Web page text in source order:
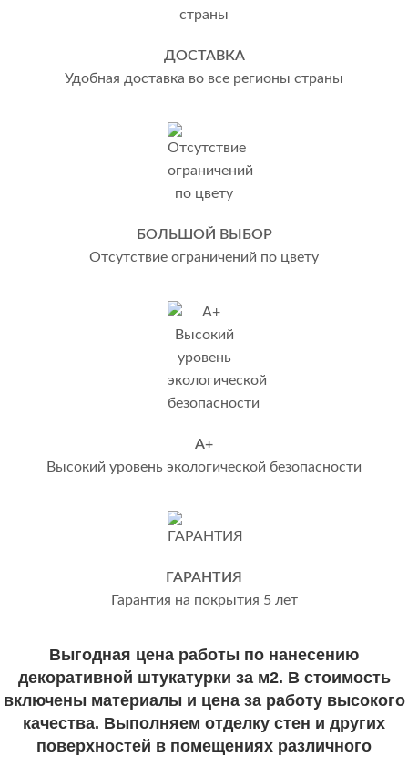
ГАРАНТИЯ
Гарантия на покрытия 5 лет
А+
Высокий уровень экологической безопасности
БОЛЬШОЙ ВЫБОР
Отсутствие ограничений по цвету
ДОСТАВКА
Удобная доставка во все регионы страны
Выгодная цена работы по нанесению
декоративной штукатурки за м2. В стоимость
включены материалы и цена за работу высокого
качества. Выполняем отделку стен и других
поверхностей в помещениях различного